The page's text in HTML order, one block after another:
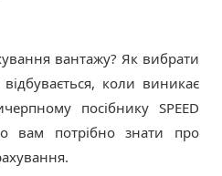
вантажу? Як вибрати
коли виникає
посібнику SPEED
вам потрібно знати про